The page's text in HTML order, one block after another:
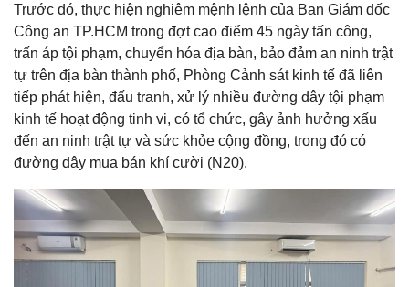
Trước đó, thực hiện nghiêm mệnh lệnh của Ban Giám đốc
Công an TP.HCM trong đợt cao điểm 45 ngày tấn công,
trấn áp tội phạm, chuyển hóa địa bàn, bảo đảm an ninh trật
tự trên địa bàn thành phố, Phòng Cảnh sát kinh tế đã liên
tiếp phát hiện, đấu tranh, xử lý nhiều đường dây tội phạm
kinh tế hoạt động tinh vi, có tổ chức, gây ảnh hưởng xấu
đến an ninh trật tự và sức khỏe cộng đồng, trong đó có
đường dây mua bán khí cười (N20).